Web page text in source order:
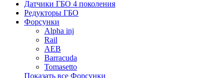
Датчики ГБО 4 поколения
Редукторы ГБО
Форсунки
Alpha inj
Rail
AEB
Barracuda
Tomasetto
Показать все Форсунки